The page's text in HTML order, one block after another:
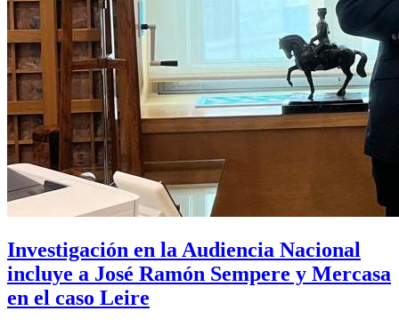
Investigación en la Audiencia Nacional
incluye a José Ramón Sempere y Mercasa
en el caso Leire